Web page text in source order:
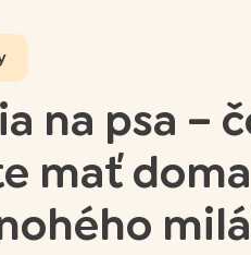
na psa –
mať doma